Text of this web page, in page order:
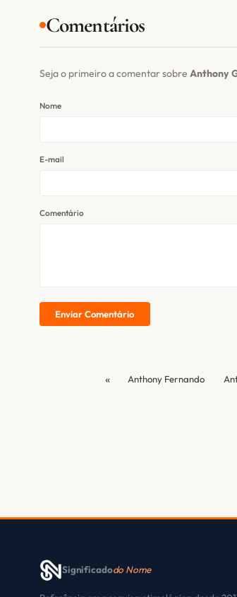
Comentários
Seja o primeiro a comentar sobre Anthony
Nome
E-mail
Comentário
Enviar Comentário
« Anthony Fernando
Significadodo Nome